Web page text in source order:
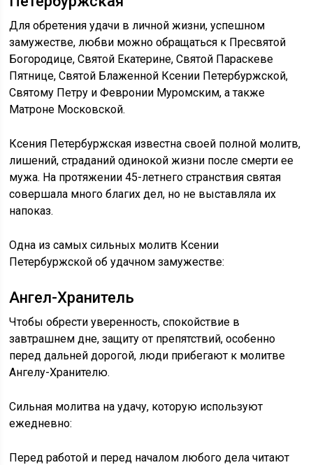
Для обретения удачи в личной жизни, успешном
замужестве, любви можно обращаться к Пресвятой
Богородице, Святой Екатерине, Святой Параскеве
Пятнице, Святой Блаженной Ксении Петербуржской,
Святому Петру и Февронии Муромским, а также
Матроне Московской.
Ксения Петербуржская известна своей полной молитв,
лишений, страданий одинокой жизни после смерти ее
мужа. На протяжении 45-летнего странствия святая
совершала много благих дел, но не выставляла их
напоказ.
Одна из самых сильных молитв Ксении
Петербуржской об удачном замужестве:
Ангел-Хранитель
Чтобы обрести уверенность, спокойствие в
завтрашнем дне, защиту от препятствий, особенно
перед дальней дорогой, люди прибегают к молитве
Ангелу-Хранителю.
Сильная молитва на удачу, которую используют
ежедневно:
Перед работой и перед началом любого дела читают